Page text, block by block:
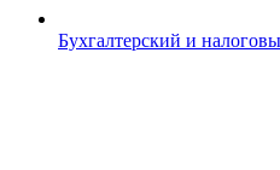
Бухгалтерский и